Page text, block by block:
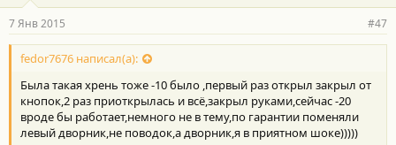
7 Янв 2015 #47
fedor7676 написал(а):
Была такая хрень тоже -10 было ,первый раз открыл закрыл от
кнопок,2 раз приоткрылась и всё,закрыл руками,сейчас -20
вроде бы работает,немного не в тему,по гарантии поменяли
левый дворник,не поводок,а дворник,я в приятном шоке)))))